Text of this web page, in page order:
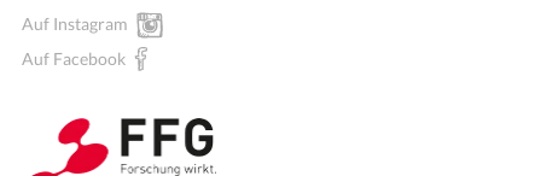
Auf Instagram
Auf Facebook